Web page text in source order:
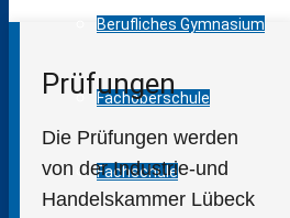
Berufliches Gymnasium
Fachoberschule
Fachschule
Prüfungen
Die Prüfungen werden
von der Industrie-und
Handelskammer Lübeck